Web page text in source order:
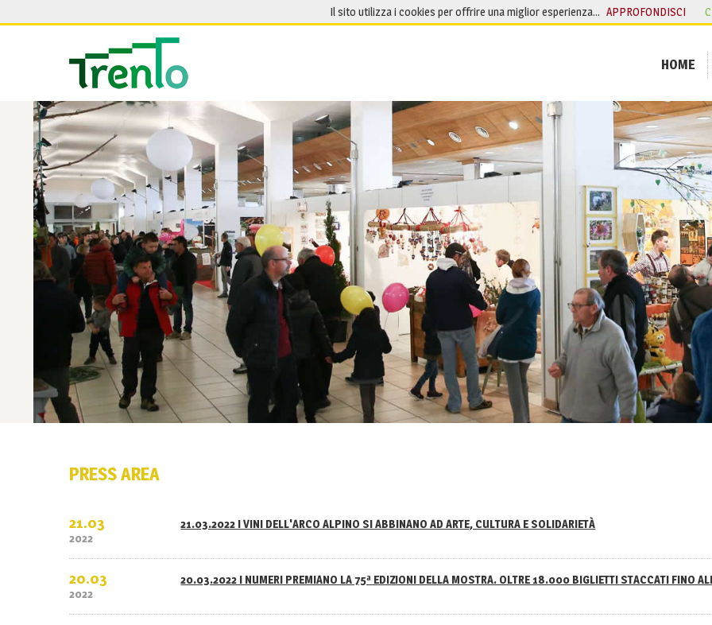
HOME
PRESS AREA
21.03
2022
21.03.2022 I VINI DELL'ARCO ALPINO SI ABBINANO AD ARTE, CULTURA E SOLIDARIETÀ
20.03
2022
20.03.2022 I NUMERI PREMIANO LA 75ª EDIZIONI DELLA MOSTRA. OLTRE 18.000 BIGLIETTI STACCATI FINO
Il sito utilizza i cookies per offrire una miglior esperienza… APPROFONDISCI